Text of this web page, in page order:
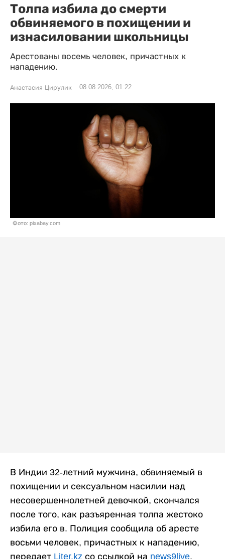
Толпа избила до смерти
обвиняемого в похищении и
изнасиловании школьницы
Арестованы восемь человек, причастных к
нападению.
Анастасия Цирулик 08.08.2026, 01:22
Фото: pixabay.com
В Индии 32-летний мужчина, обвиняемый в
похищении и сексуальном насилии над
несовершеннолетней девочкой, скончался
после того, как разъяренная толпа жестоко
избила его в. Полиция сообщила об аресте
восьми человек, причастных к нападению,
передает Liter.kz со ссылкой на news9live.